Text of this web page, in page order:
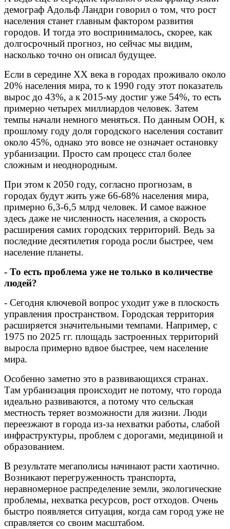
демограф Адольф Ландри говорил о том, что рост
населения станет главным фактором развития
городов. И тогда это воспринималось, скорее, как
долгосрочный прогноз, но сейчас мы видим,
насколько точно он описал будущее.
Если в середине XX века в городах проживало около
20% населения мира, то к 1990 году этот показатель
вырос до 43%, а к 2015-му достиг уже 54%, то есть
примерно четырех миллиардов человек. Затем
темпы начали немного меняться. По данным ООН, к
прошлому году доля городского населения составит
около 45%, однако это вовсе не означает остановку
урбанизации. Просто сам процесс стал более
сложным и неоднородным.
При этом к 2050 году, согласно прогнозам, в
городах будут жить уже 66-68% населения мира,
примерно 6,3-6,5 млрд человек. И самое важное
здесь даже не численность населения, а скорость
расширения самих городских территорий. Ведь за
последние десятилетия города росли быстрее, чем
население планеты.
- То есть проблема уже не только в количестве
людей?
- Сегодня ключевой вопрос уходит уже в плоскость
управления пространством. Городская территория
расширяется значительными темпами. Например, с
1975 по 2025 гг. площадь застроенных территорий
выросла примерно вдвое быстрее, чем население
мира.
Особенно заметно это в развивающихся странах.
Там урбанизация происходит не потому, что города
идеально развиваются, а потому что сельская
местность теряет возможности для жизни. Люди
переезжают в города из-за нехватки работы, слабой
инфраструктуры, проблем с дорогами, медициной и
образованием.
В результате мегаполисы начинают расти хаотично.
Возникают перегруженность транспорта,
неравномерное распределение земли, экологические
проблемы, нехватка ресурсов, рост отходов. Очень
быстро появляется ситуация, когда сам город уже не
справляется со своим масштабом.